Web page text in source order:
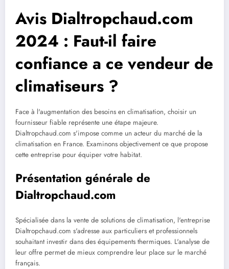
Avis Dialtropchaud.com
2024 : Faut-il faire
confiance a ce vendeur de
climatiseurs ?
Face à l'augmentation des besoins en climatisation, choisir un
fournisseur fiable représente une étape majeure.
Dialtropchaud.com s'impose comme un acteur du marché de la
climatisation en France. Examinons objectivement ce que propose
cette entreprise pour équiper votre habitat.
Présentation générale de
Dialtropchaud.com
Spécialisée dans la vente de solutions de climatisation, l'entreprise
Dialtropchaud.com s'adresse aux particuliers et professionnels
souhaitant investir dans des équipements thermiques. L'analyse de
leur offre permet de mieux comprendre leur place sur le marché
français.